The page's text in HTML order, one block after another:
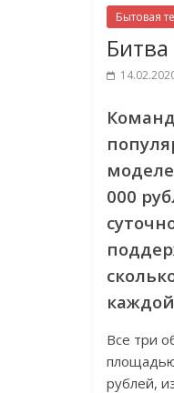
Бытовая
000
Все три
рублей,